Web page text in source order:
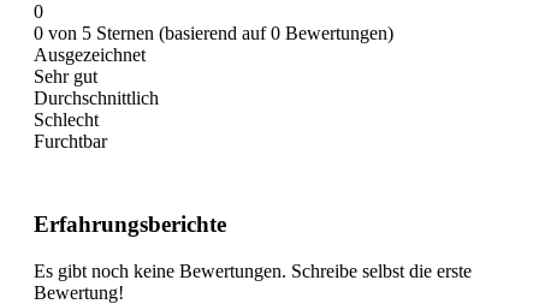
0
0 von 5 Sternen (basierend auf 0 Bewertungen)
Ausgezeichnet
Sehr gut
Durchschnittlich
Schlecht
Furchtbar
Erfahrungsberichte
Es gibt noch keine Bewertungen. Schreibe selbst die erste
Bewertung!